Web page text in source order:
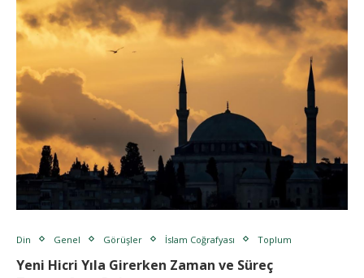
Din Genel Görüşler İslam Coğrafyası Toplum
Yeni Hicri Yıla Girerken Zaman ve Süreç